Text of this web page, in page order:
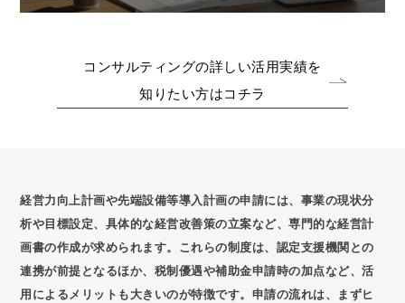
コンサルティングの詳しい活用実績を
知りたい方はコチラ
経営力向上計画や先端設備等導入計画の申請には、事業の現状分
析や目標設定、具体的な経営改善策の立案など、専門的な経営計
画書の作成が求められます。これらの制度は、認定支援機関との
連携が前提となるほか、税制優遇や補助金申請時の加点など、活
用によるメリットも大きいのが特徴です。申請の流れは、まずヒ